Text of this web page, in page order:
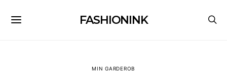
FASHIONINK
MIN GARDEROB